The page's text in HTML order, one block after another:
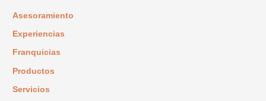
Asesoramiento
Experiencias
Franquicias
Productos
Servicios